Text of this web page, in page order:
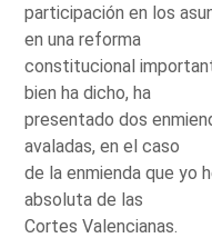
participación en los
en una reforma
constitucional
bien ha dicho, ha
presentado dos
avaladas, en el caso
de la enmienda que yo
absoluta de las
Cortes Valencianas.